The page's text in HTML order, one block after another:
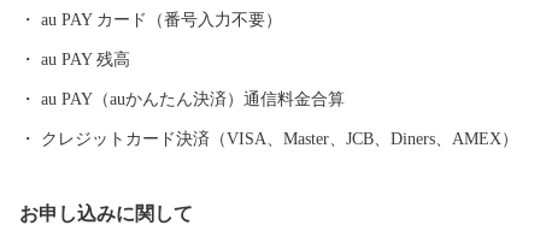
au PAY カード（番号入力不要）
au PAY 残高
au PAY（auかんたん決済）通信料金合算
クレジットカード決済（VISA、Master、JCB、Diners、AMEX）
お申し込みに関して